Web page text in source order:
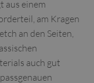
aus einem
am Kragen
an den Seiten,
auch gut